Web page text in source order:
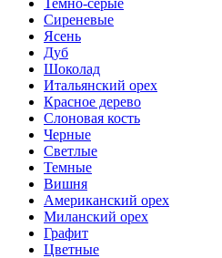
Темно-серые
Сиреневые
Ясень
Дуб
Шоколад
Итальянский орех
Красное дерево
Слоновая кость
Черные
Светлые
Темные
Вишня
Американский орех
Миланский орех
Графит
Цветные